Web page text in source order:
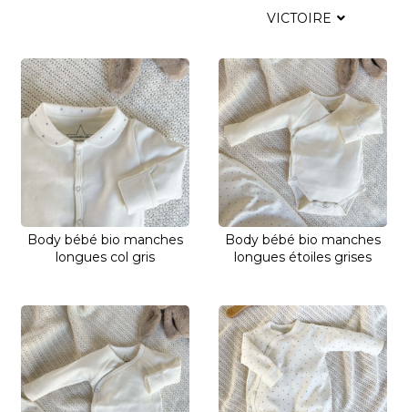
VICTOIRE
Body bébé bio manches
longues col gris
Body bébé bio manches
longues étoiles grises